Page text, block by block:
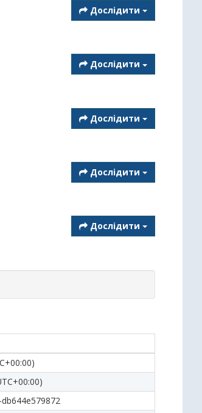
Дослідити
Дослідити
Дослідити
Дослідити
Дослідити